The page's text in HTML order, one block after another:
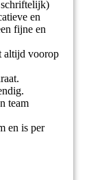
en
fijne en
altijd voorop
team
en is per